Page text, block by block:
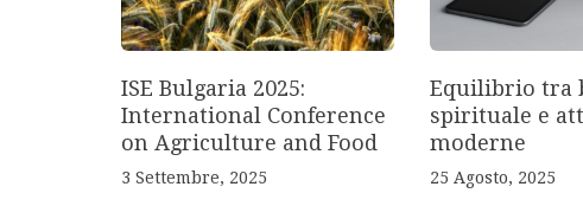
ISE Bulgaria 2025:
International Conference
on Agriculture and Food
3 Settembre, 2025
Equilibrio tra
spirituale e
moderne
25 Agosto, 2025